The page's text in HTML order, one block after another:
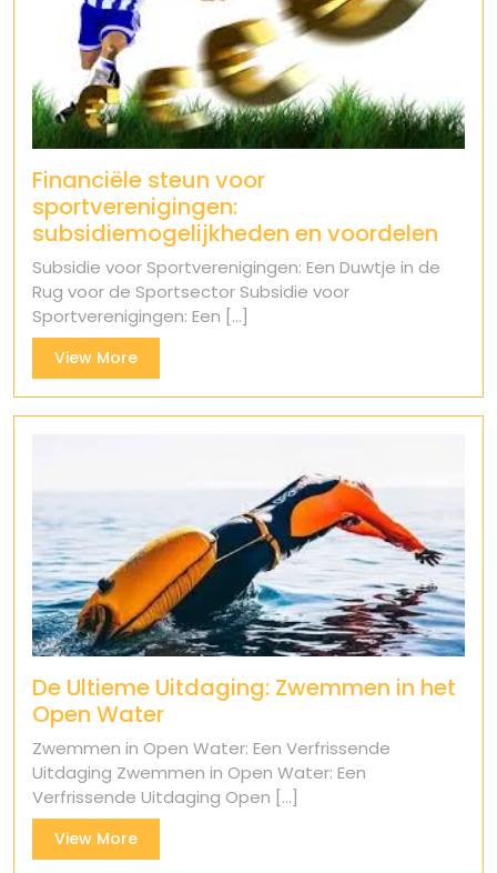
Financiële steun voor
sportverenigingen:
subsidiemogelijkheden en voordelen
Subsidie voor Sportverenigingen: Een Duwtje in de
Rug voor de Sportsector Subsidie voor
Sportverenigingen: Een [...]
View MoreView
More
De Ultieme Uitdaging: Zwemmen in het
Open Water
Zwemmen in Open Water: Een Verfrissende
Uitdaging Zwemmen in Open Water: Een
Verfrissende Uitdaging Open [...]
View MoreView
More